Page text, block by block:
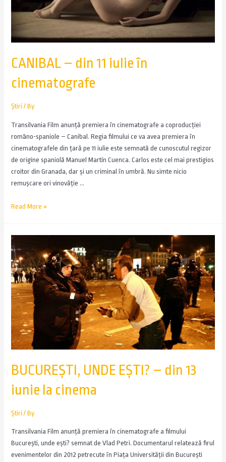
CANIBAL – din 11 iulie în
cinematografe
Știri / By
Transilvania Film anunță premiera în cinematografe a coproducției
româno-spaniole – Canibal. Regia filmului ce va avea premiera în
cinematografele din țară pe 11 iulie este semnată de cunoscutul regizor
de origine spaniolă Manuel Martín Cuenca. Carlos este cel mai prestigios
croitor din Granada, dar şi un criminal în umbră. Nu simte nicio
remuşcare ori vinovăţie …
Read More »
BUCUREȘTI, UNDE EȘTI? – din 13
iunie la cinema
Știri / By
Transilvania Film anunță premiera în cinematografe a filmului
București, unde ești? semnat de Vlad Petri. Documentarul relatează firul
evenimentelor din 2012 petrecute în Piața Universității din București